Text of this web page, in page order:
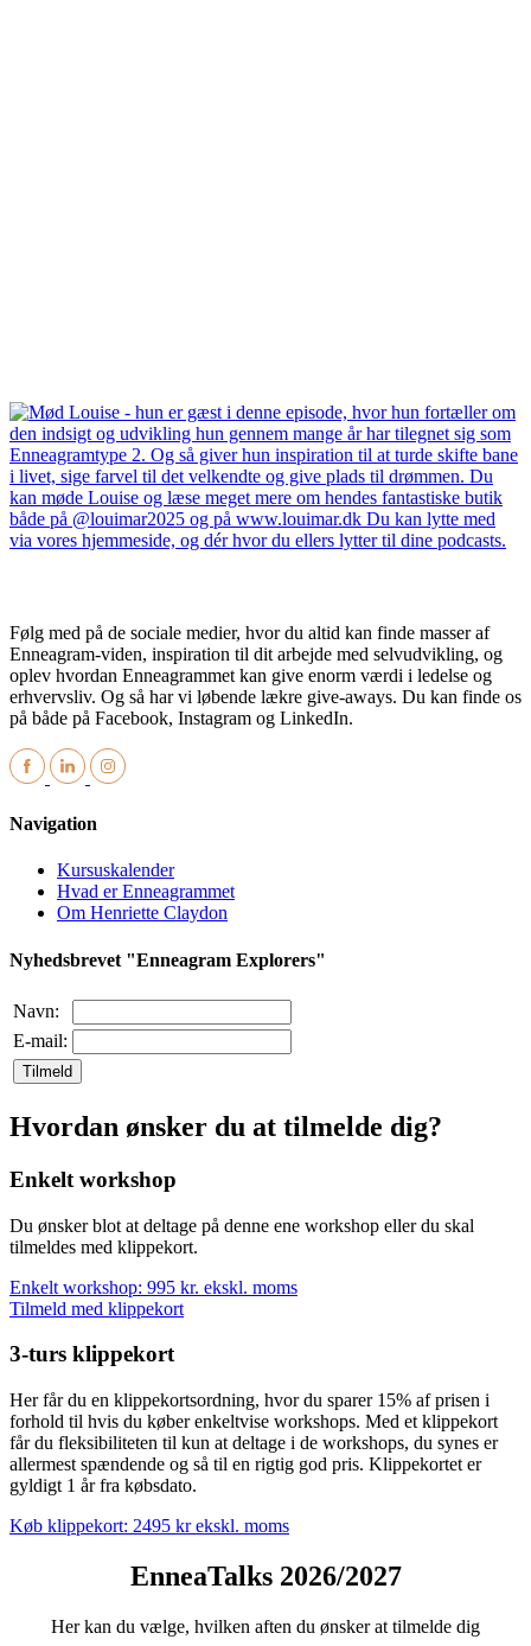
Følg med på de sociale medier, hvor du altid kan finde masser af
Enneagram-viden, inspiration til dit arbejde med selvudvikling, og
oplev hvordan Enneagrammet kan give enorm værdi i ledelse og
erhvervsliv. Og så har vi løbende lækre give-aways. Du kan finde os
på både på Facebook, Instagram og LinkedIn.
Navigation
Kursuskalender
Hvad er Enneagrammet
Om Henriette Claydon
Nyhedsbrevet "Enneagram Explorers"
Navn:
E-mail:
Tilmeld
Hvordan ønsker du at tilmelde dig?
Enkelt workshop
Du ønsker blot at deltage på denne ene workshop eller du skal
tilmeldes med klippekort.
Enkelt workshop: 995 kr. ekskl. moms
Tilmeld med klippekort
3-turs klippekort
Her får du en klippekortsordning, hvor du sparer 15% af prisen i
forhold til hvis du køber enkeltvise workshops. Med et klippekort
får du fleksibiliteten til kun at deltage i de workshops, du synes er
allermest spændende og så til en rigtig god pris. Klippekortet er
gyldigt 1 år fra købsdato.
Køb klippekort: 2495 kr ekskl. moms
EnneaTalks 2026/2027
Her kan du vælge, hvilken aften du ønsker at tilmelde dig